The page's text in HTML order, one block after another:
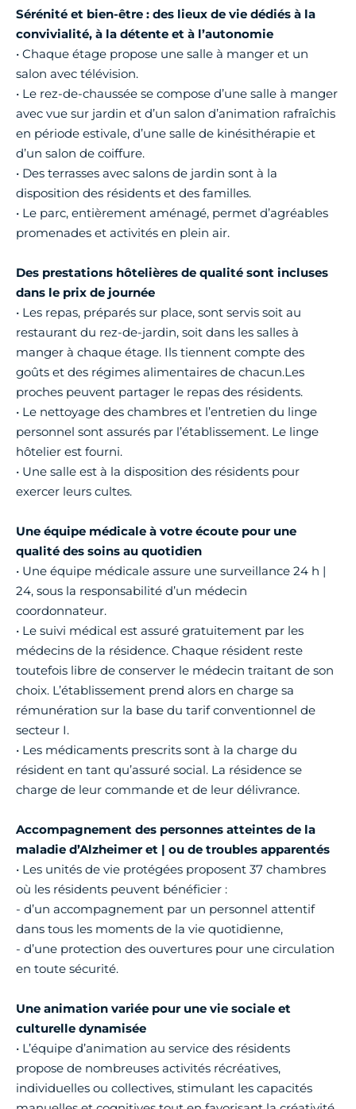
Sérénité et bien-être : des lieux de vie dédiés à la
convivialité, à la détente et à l’autonomie
• Chaque étage propose une salle à manger et un
salon avec télévision.
• Le rez-de-chaussée se compose d’une salle à manger
avec vue sur jardin et d’un salon d’animation rafraîchis
en période estivale, d’une salle de kinésithérapie et
d’un salon de coiffure.
• Des terrasses avec salons de jardin sont à la
disposition des résidents et des familles.
• Le parc, entièrement aménagé, permet d’agréables
promenades et activités en plein air.
Des prestations hôtelières de qualité sont incluses
dans le prix de journée
• Les repas, préparés sur place, sont servis soit au
restaurant du rez-de-jardin, soit dans les salles à
manger à chaque étage. Ils tiennent compte des
goûts et des régimes alimentaires de chacun.Les
proches peuvent partager le repas des résidents.
• Le nettoyage des chambres et l’entretien du linge
personnel sont assurés par l’établissement. Le linge
hôtelier est fourni.
• Une salle est à la disposition des résidents pour
exercer leurs cultes.
Une équipe médicale à votre écoute pour une
qualité des soins au quotidien
• Une équipe médicale assure une surveillance 24 h |
24, sous la responsabilité d’un médecin
coordonnateur.
• Le suivi médical est assuré gratuitement par les
médecins de la résidence. Chaque résident reste
toutefois libre de conserver le médecin traitant de son
choix. L’établissement prend alors en charge sa
rémunération sur la base du tarif conventionnel de
secteur I.
• Les médicaments prescrits sont à la charge du
résident en tant qu’assuré social. La résidence se
charge de leur commande et de leur délivrance.
Accompagnement des personnes atteintes de la
maladie d’Alzheimer et | ou de troubles apparentés
• Les unités de vie protégées proposent 37 chambres
où les résidents peuvent bénéficier :
- d’un accompagnement par un personnel attentif
dans tous les moments de la vie quotidienne,
- d’une protection des ouvertures pour une circulation
en toute sécurité.
Une animation variée pour une vie sociale et
culturelle dynamisée
• L’équipe d’animation au service des résidents
propose de nombreuses activités récréatives,
individuelles ou collectives, stimulant les capacités